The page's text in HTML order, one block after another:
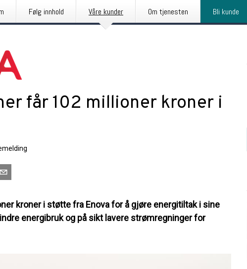
Følg innhold Våre kunder Om tjenesten Bli kunde
får 102 millioner kroner i
kroner i støtte fra Enova for å gjøre energitiltak i sine
energibruk og på sikt lavere strømregninger for